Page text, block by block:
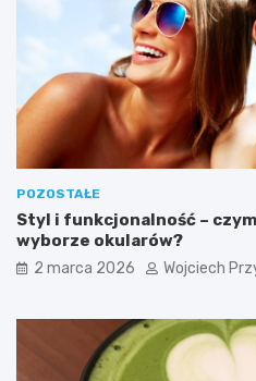
h
W
k
a
n
o
POZOSTAŁE
Styl i funkcjonalność –
wyborze okularów?
2 marca 2026 Wojciech